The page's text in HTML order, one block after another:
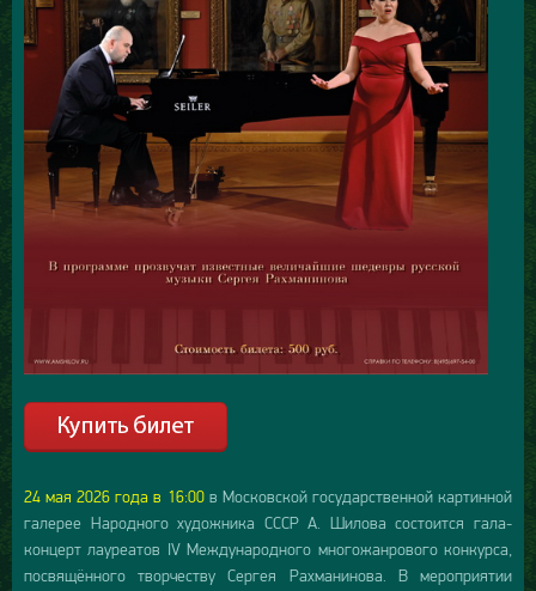
24 мая 2026 года в 16:00в Московской государственной картинной
галерее Народного художника СССР А. Шилова состоится гала-
концерт лауреатов IV Международного многожанрового конкурса,
посвящённого творчеству Сергея Рахманинова. В мероприятии